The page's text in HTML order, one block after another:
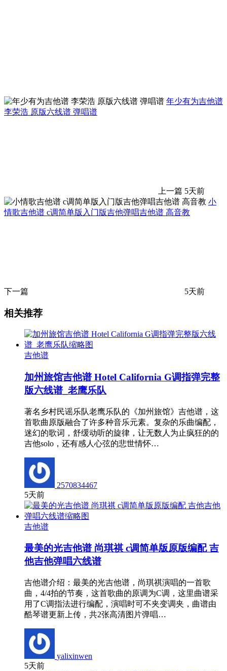
年少有为吉他谱
李荣浩 原版六线谱 弹唱谱
上一篇 5天前
小
情歌吉他谱 c调简单版入门版吉他弹唱吉他谱 高音教
下一篇 5天前
相关推荐
吉他谱
加州旅馆吉他谱 Hotel California G调指弹完整
版六线谱_老鹰乐队
著名乡村民谣乐队老鹰乐队的《加州旅馆》吉他谱，这
首歌曲原版融合了许多种音乐元素。复杂的乐曲编配，
迷幻的歌词，舒缓动听的旋律，让无数人为止疯狂的的
吉他solo，还有感人心弦的悲世情怀…
2570834467
5天前
吉他谱
最美的光吉他谱 尚琪祺 c调简单版原版编配 吉
他吉他弹唱六线谱
吉他谱介绍：最美的光吉他谱，尚琪祺演唱的一首歌
曲，4/4拍的节奏，这首歌曲的原调为C调，这里曲谱采
用了C调指法进行编配，演唱时可不夹变调夹，曲谱由
酷琴谱更新上传，共2张高清图片弹唱…
yalixinwen
5天前